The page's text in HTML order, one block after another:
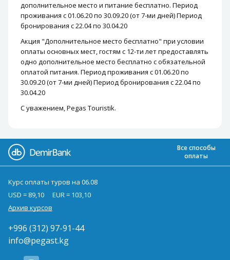
дополнительное место и питание бесплатно. Период
проживания с 01.06.20 по 30.09.20 (от 7-ми дней) Период
бронирования с 22.04 по 30.04.20
Акция "Дополнительное место бесплатно" при условии
оплаты основных мест, гостям с 12-ти лет предоставлять
одно дополнительное место бесплатно с обязательной
оплатой питания. Период проживания с 01.06.20 по
30.09.20 (от 7-ми дней) Период бронирования с 22.04 по
30.04.20
С уважением, Pegas Touristik.
Все способы
оплаты
Курс оплаты туров на 06.08
USD = 89,10
EUR = 103,10
Архив курсов
+996 (312) 97-91-44
info@pegast.kg